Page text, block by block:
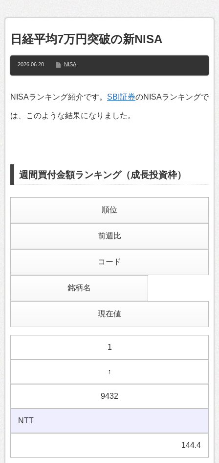
日経平均7万円突破の新NISA
2026.06.20 NISA
NISAランキング紹介です。 SBI証券のNISAランキングで
は、このような結果になりました。
週間買付金額ランキング（成長投資枠）
順位
前週比
コード
銘柄名
現在値
1
↑
9432
NTT
144.4